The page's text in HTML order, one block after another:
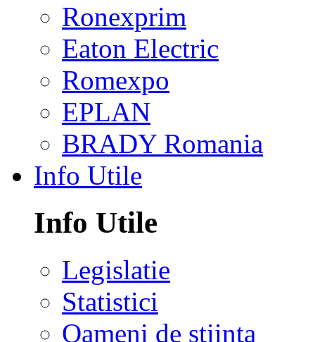
Ronexprim
Eaton Electric
Romexpo
EPLAN
BRADY Romania
Info Utile
Info Utile
Legislatie
Statistici
Oameni de stiinta